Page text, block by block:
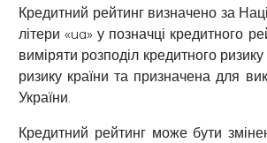
Кредитний рейтинг визначено за
літери «ua» у позначці кредитного
виміряти розподіл кредитного
ризику країни та призначена для
України.
Кредитний рейтинг може бути